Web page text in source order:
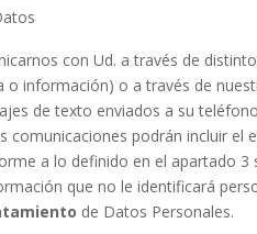
con Ud. a través de
o información) o a través de
de texto enviados a su
comunicaciones podrán incluir
a lo definido en el apartado
que no le identificará
de Datos Personales.